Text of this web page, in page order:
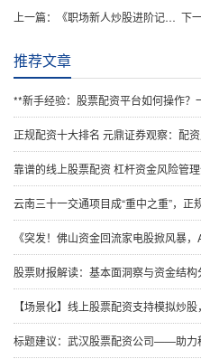
上一篇： 《职场新人炒股进阶记：如何用配资托管稳住你的第一桶金？》 下
推荐文章
**新手经验：股票配资平台如何操作？
正规配资十大排名 元鼎证券观察：配
靠谱的线上股票配资 杠杆资金风险管
云南三十一交通项目成“重中之重”，正
《突发！佛山资金回流家电股掀风暴
股票财报解读：基本面洞察与资金结
【场景化】线上股票配资支持模拟炒股
标题建议：武汉股票配资公司——助力